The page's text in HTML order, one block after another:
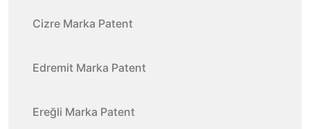
Cizre Marka Patent
Edremit Marka Patent
Ereğli Marka Patent